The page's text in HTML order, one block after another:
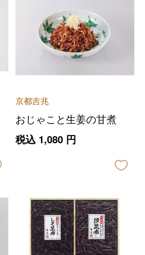
京都吉兆
おじゃこと生姜の甘煮
税込 1,080円